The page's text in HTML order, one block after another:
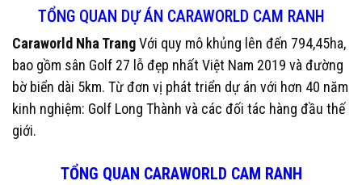
TỔNG QUAN DỰ ÁN CARAWORLD CAM RANH
Caraworld Nha TrangVới quy mô khủng lên đến 794,45ha,
bao gồm sân Golf 27 lỗ đẹp nhất Việt Nam 2019 và đường
bờ biển dài 5km. Từ đơn vị phát triển dự án với hơn 40 năm
kinh nghiệm: Golf Long Thành và các đối tác hàng đầu thế
giới.
TỔNG QUAN CARAWORLD CAM RANH